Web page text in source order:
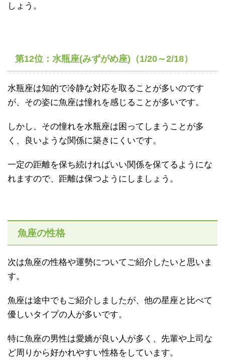
しょう。
第12位：水瓶座(みずがめ座)（1/20～2/18）
水瓶座は知的で冷静な対応を取ることが多いのです
が、その姿に魚座は憧れを感じることが多いです。
しかし、その憧れを水瓶座は困ってしまうことが多
く、良いような関係に築きにくいです。
一定の距離を保ち続ければいい関係を保てるようにな
れますので、距離は保つようにしましょう。
魚座の性格
次は魚座の性格や運勢についてご紹介したいと思いま
す。
魚座は途中でもご紹介しましたが、他の星座と比べて
優しいタイプの人が多いです。
特に魚座の男性は愛嬌が良い人が多く、先輩や上司な
ど周りから好かれやすい性格をしています。